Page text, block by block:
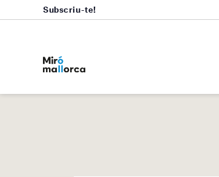
Subscriu-te!